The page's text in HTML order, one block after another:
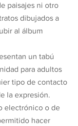
paisajes ni otro
dibujados a
al álbum
un tabú
para adultos
tipo de contacto
la expresión.
electrónico o de
hacer